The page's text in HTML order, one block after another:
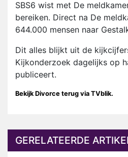
SBS6 wist met De
bereiken. Direct na De
644.000 mensen naar
Dit alles blijkt uit de
Kijkonderzoek dagelijks op
publiceert.
Bekijk Divorce terug via TVblik.
GERELATEERDE